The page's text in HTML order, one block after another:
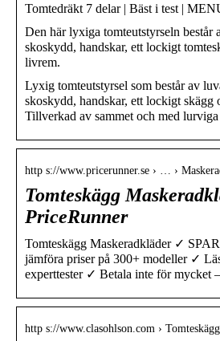
Tomtedräkt 7 delar | Bäst i test |
Den här lyxiga tomteutstyrseln består
skoskydd, handskar, ett lockigt
livrem.
Lyxig tomteutstyrsel som består av
skoskydd, handskar, ett lockigt skägg
Tillverkad av sammet och med lurviga
http s://www.pricerunner.se › … ›
Tomteskägg
PriceRunner
Tomteskägg Maskeradkläder ✓
jämföra priser på 300+ modeller ✓
experttester ✓ Betala inte för mycket
http s://www.clasohlson.com ›